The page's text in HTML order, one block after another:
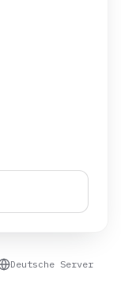
Deutsche Server